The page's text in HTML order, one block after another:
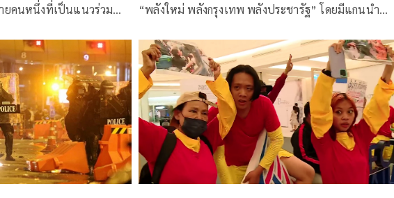
ยคนหนึ่งที่เป็นแนวร่วม
นนท์ หรือ ตะวัน และ อร
าคดี ม.112 ซึ่งเกิดเหตุ
ษาความปลอดภัย เมื่อวัน
“พลังใหม่ พลังกรุงเทพ พลังประชารัฐ” โดยมีแกนนำ
ชัยวุฒิ ธนาคมานุสรณ์ นายสกลธี ภัททิยกุล